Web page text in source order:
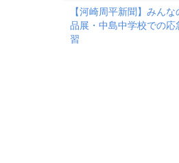
【河崎周平新聞】みん
品展・中島中学校での応
習